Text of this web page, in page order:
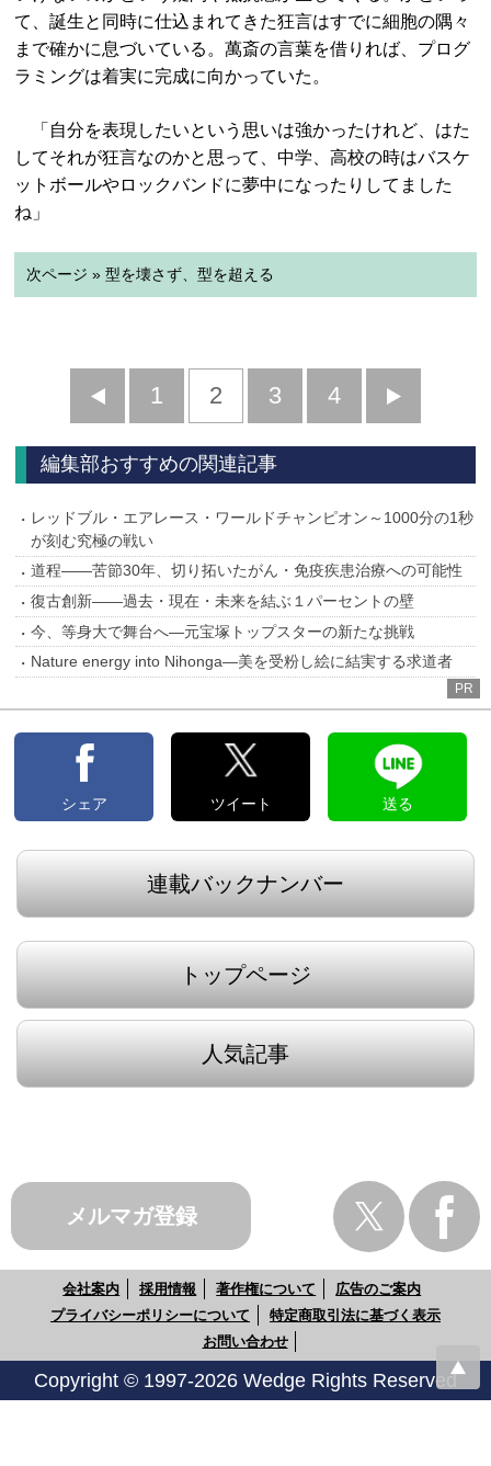
て、誕生と同時に仕込まれてきた狂言はすでに細胞の隅々
まで確かに息づいている。萬斎の言葉を借りれば、プログ
ラミングは着実に完成に向かっていた。
「自分を表現したいという思いは強かったけれど、はた
してそれが狂言なのかと思って、中学、高校の時はバスケ
ットボールやロックバンドに夢中になったりしてました
ね」
次ページ » 型を壊さず、型を超える
前
へ
1 2 3 4
へ
編集部おすすめの関連記事
レッドブル・エアレース・ワールドチャンピオン～1000分の1秒
が刻む究極の戦い
道程――苦節30年、切り拓いたがん・免疫疾患治療への可能性
復古創新――過去・現在・未来を結ぶ１パーセントの壁
今、等身大で舞台へ―元宝塚トップスターの新たな挑戦
Nature energy into Nihonga―美を受粉し絵に結実する求道者
PR
シェア ツイート 送る
連載バックナンバー
トップページ
人気記事
メルマガ登録
会社案内 採用情報 著作権について
広告のご案内
プライバシーポリシーについて
特定商取引法に基づく表示
お問い合わせ
Copyright © 1997-2026 Wedge Rights Reserved